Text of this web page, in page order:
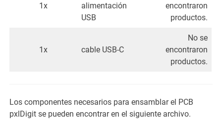
1x
alimentación
USB
encontraron
productos.
1x cable USB-C
No se
encontraron
productos.
Los componentes necesarios para ensamblar el PCB
pxlDigit se pueden encontrar en el siguiente archivo.